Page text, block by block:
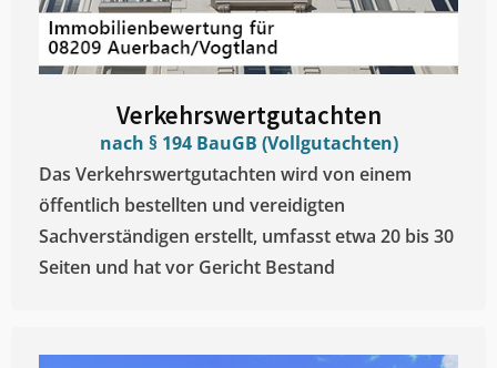
Verkehrswertgutachten
nach § 194 BauGB (Vollgutachten)
Das Verkehrswertgutachten wird von einem
öffentlich bestellten und vereidigten
Sachverständigen erstellt, umfasst etwa 20 bis 30
Seiten und hat vor Gericht Bestand